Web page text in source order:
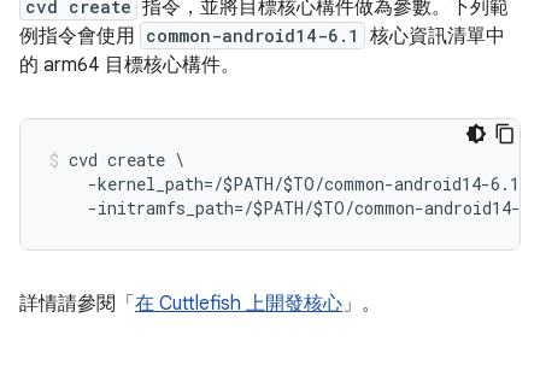
cvd create 指令，並將目標核心構件做為參數。下列範
例指令會使用 common-android14-6.1
核心資訊清單中
的 arm64 目標核心構件。
cvd create \
-kernel_path=/$PATH/$TO/common-android14-6.1/
-initramfs_path=/$PATH/$TO/common-android14-
詳情請參閱「 在 Cuttlefish 上開發核心」。